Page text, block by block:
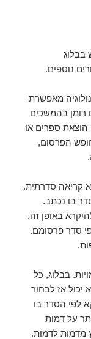
בבלוג
נוספים.
מאפשרת
רומן בהמשכים
הוצאת ספרים או
הפרסום,
קריאה סדרתית.
בו נכתב.
באופן זה.
סדר פרסומם.
בבלוג, כל
יכול אז לבחור
לפי הסדר בו
על דמות
מדמות לדמות.